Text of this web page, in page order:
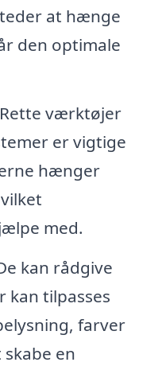
at hænge
den optimale
Rette værktøjer
er vigtige
hænger
med.
kan rådgive
kan tilpasses
farver
en